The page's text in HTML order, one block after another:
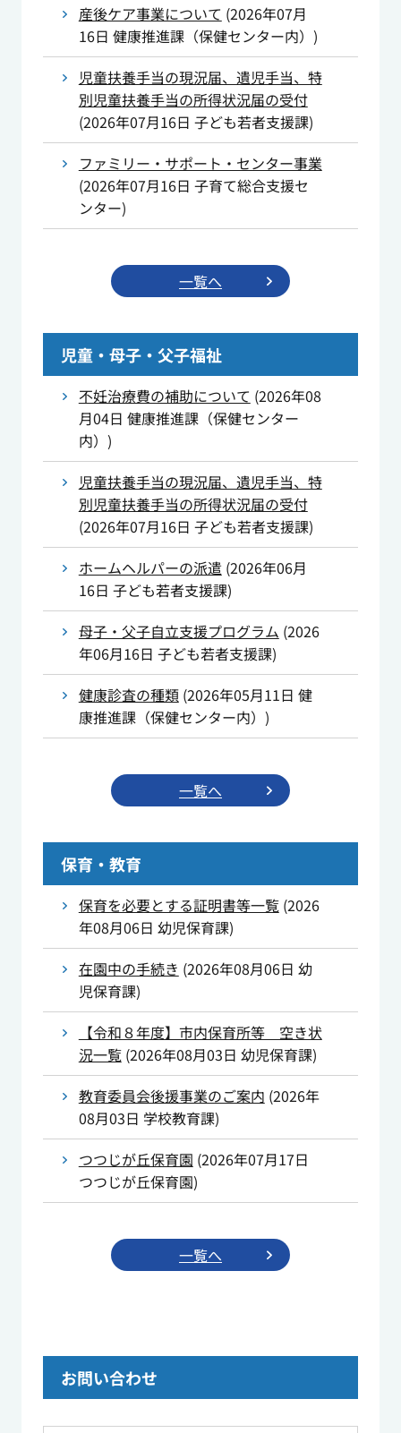
産後ケア事業について (2026年07月
16日 健康推進課（保健センター内） )
児童扶養手当の現況届、遺児手当、特
別児童扶養手当の所得状況届の受付
(2026年07月16日 子ども若者支援課)
ファミリー・サポート・センター事業
(2026年07月16日 子育て総合支援セ
ンター)
一覧へ
児童・母子・父子福祉
不妊治療費の補助について (2026年08
月04日 健康推進課（保健センター
内） )
児童扶養手当の現況届、遺児手当、特
別児童扶養手当の所得状況届の受付
(2026年07月16日 子ども若者支援課)
ホームヘルパーの派遣(2026年06月
16日 子ども若者支援課)
母子・父子自立支援プログラム (2026
年06月16日 子ども若者支援課)
健康診査の種類(2026年05月11日 健
康推進課（保健センター内） )
一覧へ
保育・教育
保育を必要とする証明書等一覧(2026
年08月06日 幼児保育課)
在園中の手続き (2026年08月06日 幼
児保育課)
【令和８年度】市内保育所等 空き状
況一覧(2026年08月03日 幼児保育課)
教育委員会後援事業のご案内 (2026年
08月03日 学校教育課)
つつじが丘保育園 (2026年07月17日
つつじが丘保育園)
一覧へ
お問い合わせ